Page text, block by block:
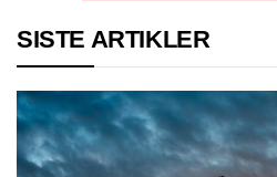
SISTE ARTIKLER